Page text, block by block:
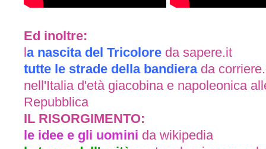
Ed inoltre:
la nascita del Tricolore da sapere.it
tutte le strade della bandiera da
nell'Italia d'età giacobina e napoleonica
Repubblica
IL RISORGIMENTO:
le idee e gli uomini da wikipedia